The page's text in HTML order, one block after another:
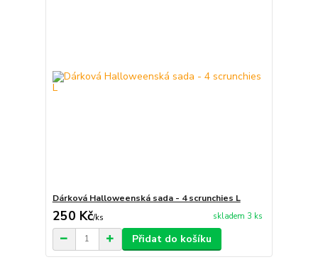
Dárková Halloweenská sada - 4 scrunchies L
250 Kč/ks skladem 3 ks
Přidat do košíku